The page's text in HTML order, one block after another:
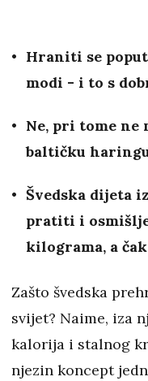
Hraniti se
modi - i to s
Ne, pri tome
baltičku
Švedska dijeta
pratiti i
kilograma, a
Zašto švedska
svijet? Naime, iza
kalorija i stalnog
njezin koncept